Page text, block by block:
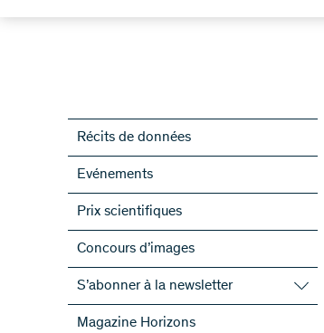
Récits de données
Evénements
Prix scientifiques
Concours d’images
S’abonner à la newsletter
S’abonner à la newsletter du FNS
Magazine Horizons